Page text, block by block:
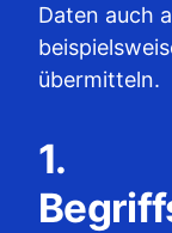
Daten auch
übermitteln.
1.